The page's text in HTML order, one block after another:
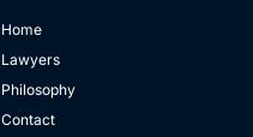
Home
Lawyers
Philosophy
Contact